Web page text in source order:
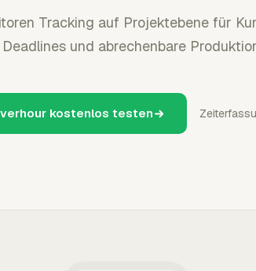
Tracking auf Projektebene für
und abrechenbare
kostenlos testen